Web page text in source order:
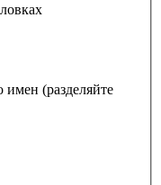
имен (разделяйте